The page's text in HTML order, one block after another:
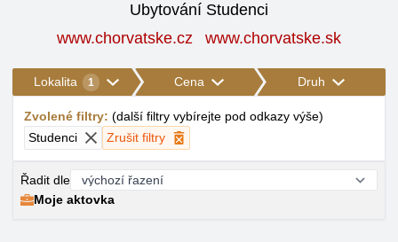
Ubytování Studenci
www.chorvatske.cz
www.chorvatske.sk
Lokalita 1 Cena Druh
Zvolené filtry: (další filtry vybírejte pod odkazy výše)
Studenci
Zrušit filtry
Řadit dle
Moje aktovka